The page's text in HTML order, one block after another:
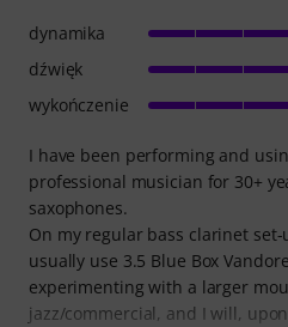
I have been performing and
professional musician for 30+
saxophones.
On my regular bass clarinet
usually use 3.5 Blue Box
experimenting with a larger
jazz/commercial, and I will,
dynamika
dźwięk
wykończenie